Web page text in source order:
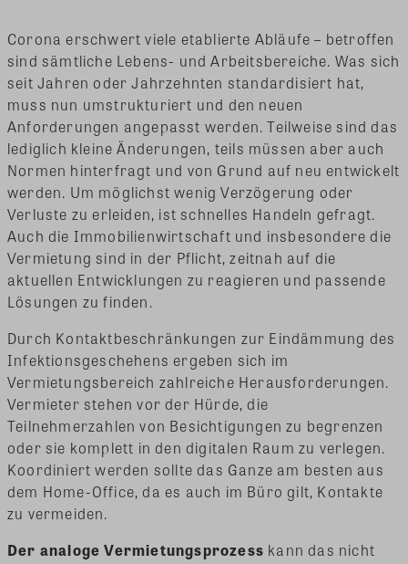
Corona erschwert viele etablierte Abläufe – betroffen
sind sämtliche Lebens- und Arbeitsbereiche. Was sich
seit Jahren oder Jahrzehnten standardisiert hat,
muss nun umstrukturiert und den neuen
Anforderungen angepasst werden. Teilweise sind das
lediglich kleine Änderungen, teils müssen aber auch
Normen hinterfragt und von Grund auf neu entwickelt
werden. Um möglichst wenig Verzögerung oder
Verluste zu erleiden, ist schnelles Handeln gefragt.
Auch die Immobilienwirtschaft und insbesondere die
Vermietung sind in der Pflicht, zeitnah auf die
aktuellen Entwicklungen zu reagieren und passende
Lösungen zu finden.
Durch Kontaktbeschränkungen zur Eindämmung des
Infektionsgeschehens ergeben sich im
Vermietungsbereich zahlreiche Herausforderungen.
Vermieter stehen vor der Hürde, die
Teilnehmerzahlen von Besichtigungen zu begrenzen
oder sie komplett in den digitalen Raum zu verlegen.
Koordiniert werden sollte das Ganze am besten aus
dem Home-Office, da es auch im Büro gilt, Kontakte
zu vermeiden.
Der analoge Vermietungsprozess kann das nicht